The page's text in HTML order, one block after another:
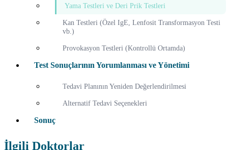
Yama Testleri ve Deri Prik Testleri
Kan Testleri (Özel IgE, Lenfosit Transformasyon Testi
vb.)
Provokasyon Testleri (Kontrollü Ortamda)
Test Sonuçlarının Yorumlanması ve Yönetimi
Tedavi Planının Yeniden Değerlendirilmesi
Alternatif Tedavi Seçenekleri
Sonuç
İlgili Doktorlar